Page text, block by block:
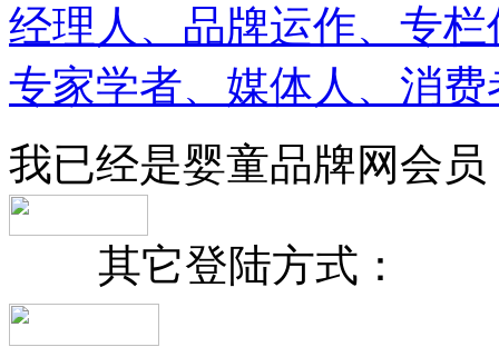
经理人、品牌运作、专
专家学者、媒体人、消费
我已经是婴童品牌网会员
其它登陆方式：